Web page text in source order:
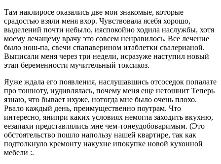
Там наклиросе оказались две мои знакомые, которые
срадостью взяли меня вхор. Чувствовала ясебя хорошо,
выделений почти небыло, ияспокойно ходила наслужбы, хотя
моему лечащему врачу это совсем ненравилось. Все лечение
было нош-па, свечи спапаверином итаблетки свалерианой.
Выписали меня через три недели, исразуже наступил новый
этап беременности мучительный токсикоз.
Яуже ждала его появления, наслушавшись отсоседок попалате
про тошноту, иудивлялась, почему меня еще нетошнит Теперь
язнаю, что бывает ихуже, нотогда мне было очень плохо.
Рвало каждый день, преимущественно поутрам. Что
интересно, янипри каких условиях немогла заходить вкухню,
еезапахи представлялись мне чем-тонеудобоваримым. (Это
обстоятельство пошло напользу нашей квартире, так как
подтолкнуло кремонту накухне ипокупке новой кухонной
мебели :.